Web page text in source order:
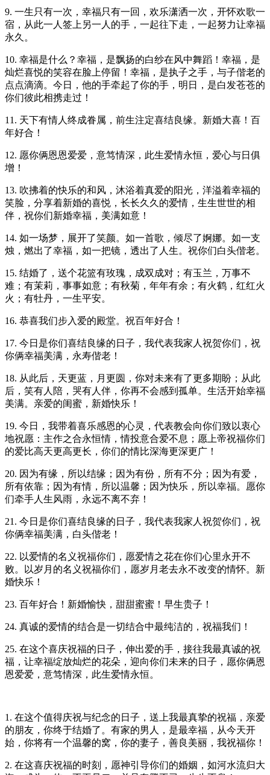
9. 一生只有一次，幸福只有一回，欢乐潇洒一次，开怀欢歌一
宿，从此一人签上另一人的手，一起往下走，一起努力让幸福
永久。
10. 幸福是什么？幸福，是飘扬的白纱在风中舞蹈！幸福，是
灿烂喜悦的笑容在脸上停留！幸福，是执子之手，与子偕老的
点点滴滴。今日，他的手牵起了你的手，明日，是白发苍苍的
你们彼此相携走过！
11. 天下有情人终成眷属，前生注定喜结良缘。新婚大喜！百
年好合！
12. 愿你俩恩恩爱爱，意笃情深，此生爱情永恒，爱心与日俱
增！
13. 吹拂着的快乐的和风，沐浴着真爱的阳光，洋溢着幸福的
笑脸，分享着新婚的喜悦，长长久久的爱情，生生世世的相
伴，祝你们新婚幸福，美满如意！
14. 如一场梦，展开了笑颜。如一首歌，倾尽了婀娜。如一支
烛，燃出了幸福，如一把镜，透出了人生。祝你们白头偕老。
15. 结婚了，送个花篮有玫瑰，成双成对；有玉兰，万事不
难；有茉莉，事事如意；有秋菊，年年有余；有火鹤，红红火
火；有牡丹，一生平安。
16. 恭喜我们步入爱的殿堂。祝百年好合！
17. 今日是你们喜结良缘的日子，我代表我家人祝贺你们，祝
你俩幸福美满，永寿偕老！
18. 从此后，天更蓝，月更圆，你对未来有了更多期盼；从此
后，笑有人陪，哭有人伴，你再不会感到孤单。生活开始幸福
美满。亲爱的闺蜜，新婚快乐！
19. 今日，我带着喜乐感恩的心灵，代表教会向你们致以衷心
地祝愿：主作之合永恒情，情投意合爱不息；愿上帝祝福你们
的爱比高天更高更长，你们的情比深海更深更广！
20. 因为有缘，所以结缘；因为有份，所有不分；因为有爱，
所有依靠；因为有情，所以温馨；因为快乐，所以幸福。愿你
们牵手人生风雨，永远不离不弃！
21. 今日是你们喜结良缘的日子，我代表我家人祝贺你们，祝
你俩幸福美满，白头偕老！
22. 以爱情的名义祝福你们，愿爱情之花在你们心里永开不
败。以岁月的名义祝福你们，愿岁月老去永不改变的情怀。新
婚快乐！
23. 百年好合！新婚愉快，甜甜蜜蜜！早生贵子！
24. 真诚的爱情的结合是一切结合中最纯洁的，祝福我们！
25. 在这个喜庆祝福的日子，伸出爱的手，接往我最真诚的祝
福，让幸福绽放灿烂的花朵，迎向你们未来的日子，愿你俩恩
恩爱爱，意笃情深，此生爱情永恒。
1. 在这个值得庆祝与纪念的日子，送上我最真挚的祝福，亲爱
的朋友，你终于结婚了。有家的男人，是最幸福，从今天开
始，你将有一个温馨的窝，你的妻子，善良美丽，我祝福你！
2. 在这喜庆祝福的时刻，愿神引导你们的婚姻，如河水流归大